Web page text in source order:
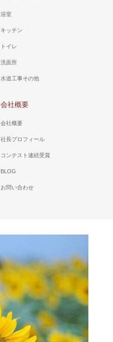
浴室
キッチン
トイレ
洗面所
水道工事その他
会社概要
会社概要
社長プロフィール
コンテスト連続受賞
BLOG
お問い合わせ